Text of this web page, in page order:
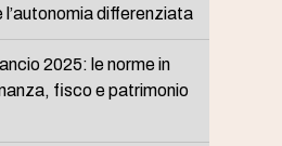
l’autonomia differenziata
2025: le norme in
fisco e patrimonio